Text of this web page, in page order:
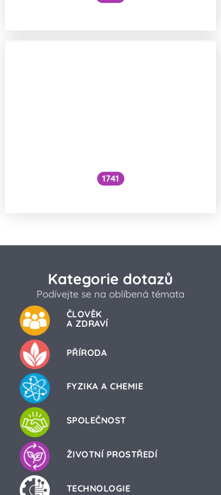
1741
Kategorie dotazů
Podívejte se na oblíbená témata
ČLOVĚK
A ZDRAVÍ
PŘÍRODA
FYZIKA A CHEMIE
SPOLEČNOST
ŽIVOTNÍ PROSTŘEDÍ
TECHNOLOGIE